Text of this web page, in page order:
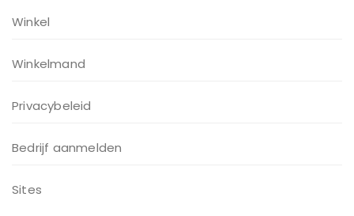
Winkel
Winkelmand
Privacybeleid
Bedrijf aanmelden
Sites